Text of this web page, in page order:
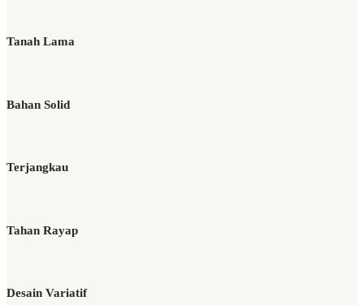
Tanah Lama
Bahan Solid
Terjangkau
Tahan Rayap
Desain Variatif